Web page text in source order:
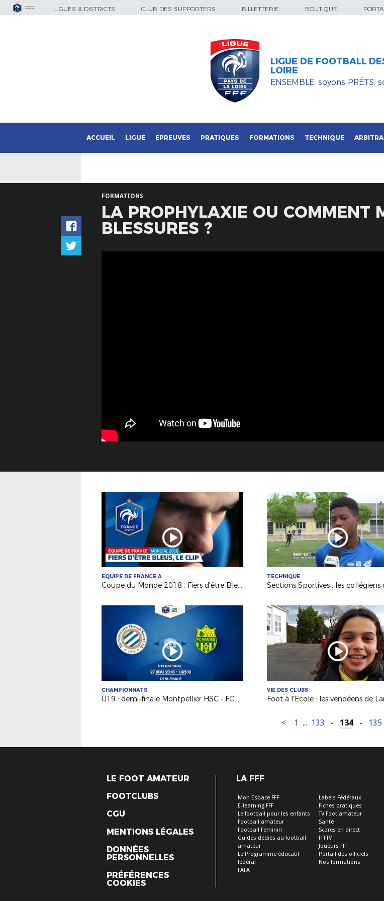
FFF LIGUES & DISTRICTS CLUB DES SUPPORTERS BILLETTERIE BOUTIQUE
LIGUE DE FOOTBALL
LOIRE
ENSEMBLE, soyons PRÊTS,
ACCUEIL LIGUE EPREUVES PRATIQUES FORMATIONS TECHNIQUE
FORMATIONS
LA PROPHYLAXIE OU COMMENT
BLESSURES ?
EQUIPE DE FRANCE A
Coupe du Monde 2018 : Fiers d'être Bleus !
TECHNIQUE
CHAMPIONNATS
U19 : demi-finale Montpellier HSC - FC Nantes en direct dimanche
VIE DES CLUBS
< 1 ... 133 - 134 - 135
LE FOOT AMATEUR
FOOTCLUBS
CGU
MENTIONS LÉGALES
DONNÉES
PERSONNELLES
PRÉFÉRENCES
COOKIES
LA FFF
Mon Espace FFF
E-learning FFF
Le football pour les enfants
Football amateur
Football Féminin
Guides dédiés au football
amateur
Le Programme éducatif
fédéral
FAFA
Labels Fédéraux
Fiches pratiques
TV Foot amateur
Santé
Scores en direct
FFFTV
Joueurs FFF
Portail des officiels
Nos formations